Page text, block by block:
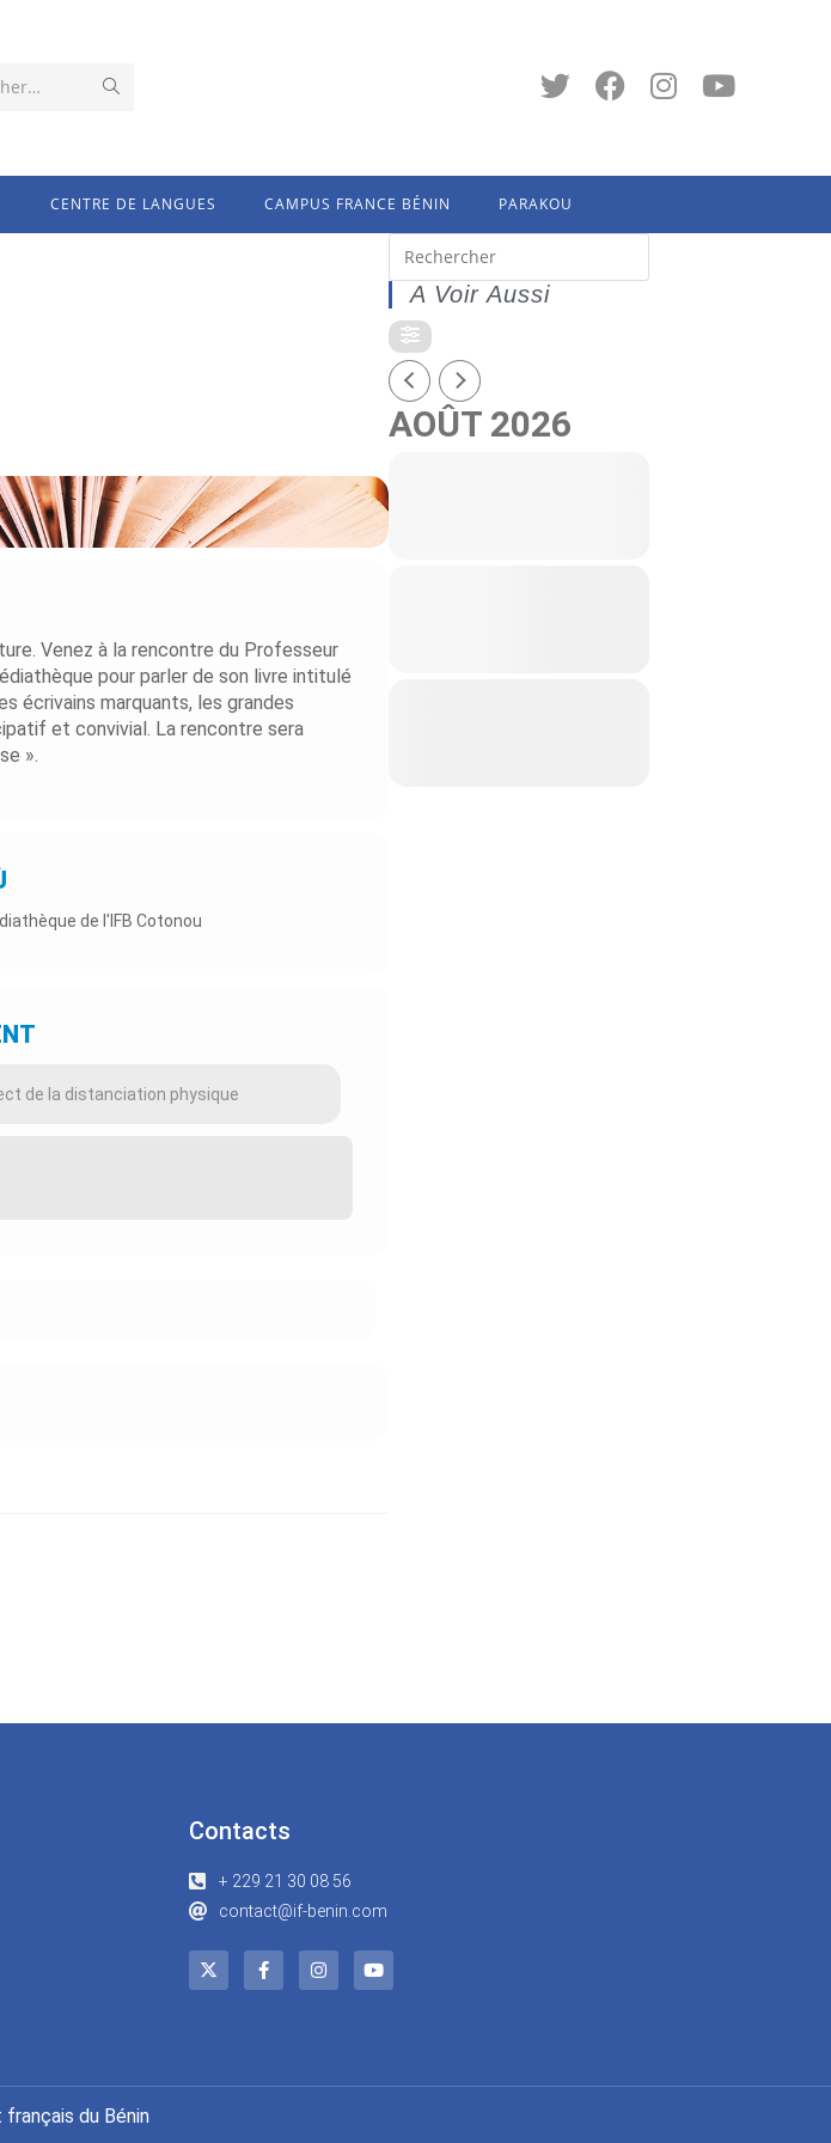
CENTRE DE LANGUES CAMPUS FRANCE BÉNIN PARAKOU
Venez à la rencontre du Professeur
pour parler de son livre intitulé
écrivains marquants, les grandes
et convivial. La rencontre sera
».
de l'IFB Cotonou
de la distanciation physique
A Voir Aussi
AOÛT 2026
Contacts
+ 229 21 30 08 56
contact@if-benin.com
du Bénin